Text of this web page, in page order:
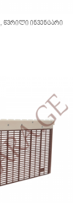
, ᲬᲕᲠᲘᲚᲘ ᲘᲜᲕᲔᲜᲢᲐᲠᲘ